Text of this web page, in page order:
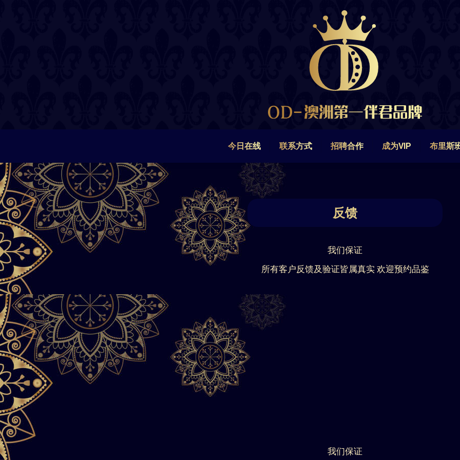
今日在线 联系方式 招聘合作 成为VIP 布里斯
反馈
我们保证
所有客户反馈及验证皆属真实 欢迎预约品鉴
我们保证
招聘合作